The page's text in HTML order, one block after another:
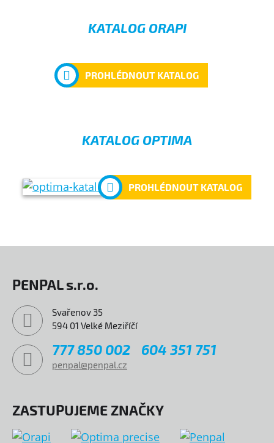
KATALOG ORAPI
PROHLÉDNOUT KATALOG
KATALOG OPTIMA
PROHLÉDNOUT KATALOG
PENPAL s.r.o.
Svařenov 35
594 01 Velké Meziříčí
777 850 002 604 351 751
penpal@penpal.cz
ZASTUPUJEME ZNAČKY